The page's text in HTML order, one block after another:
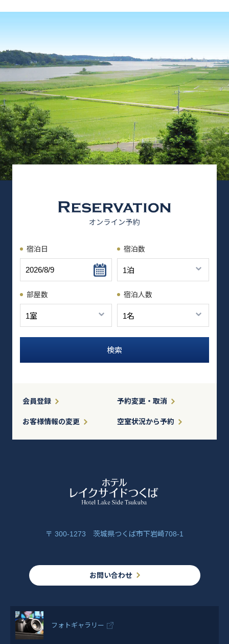
宿泊日 宿泊数
部屋数 宿泊人数
会員登録 予約変更・取消
お客様情報の変更 空室状況から予約
〒 300-1273 茨城県つくば市下岩崎708-1
お問い合わせ
フォトギャラリー